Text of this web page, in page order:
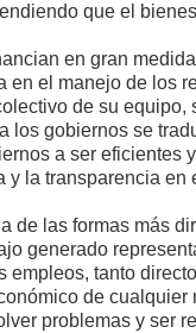
que el
en gran
en el manejo de los
de su equipo,
los gobiernos se
a ser eficientes
la transparencia en
de las formas más
generado
tanto
de cualquier
problemas y ser